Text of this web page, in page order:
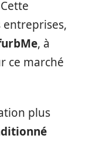
, à
ce marché
plus